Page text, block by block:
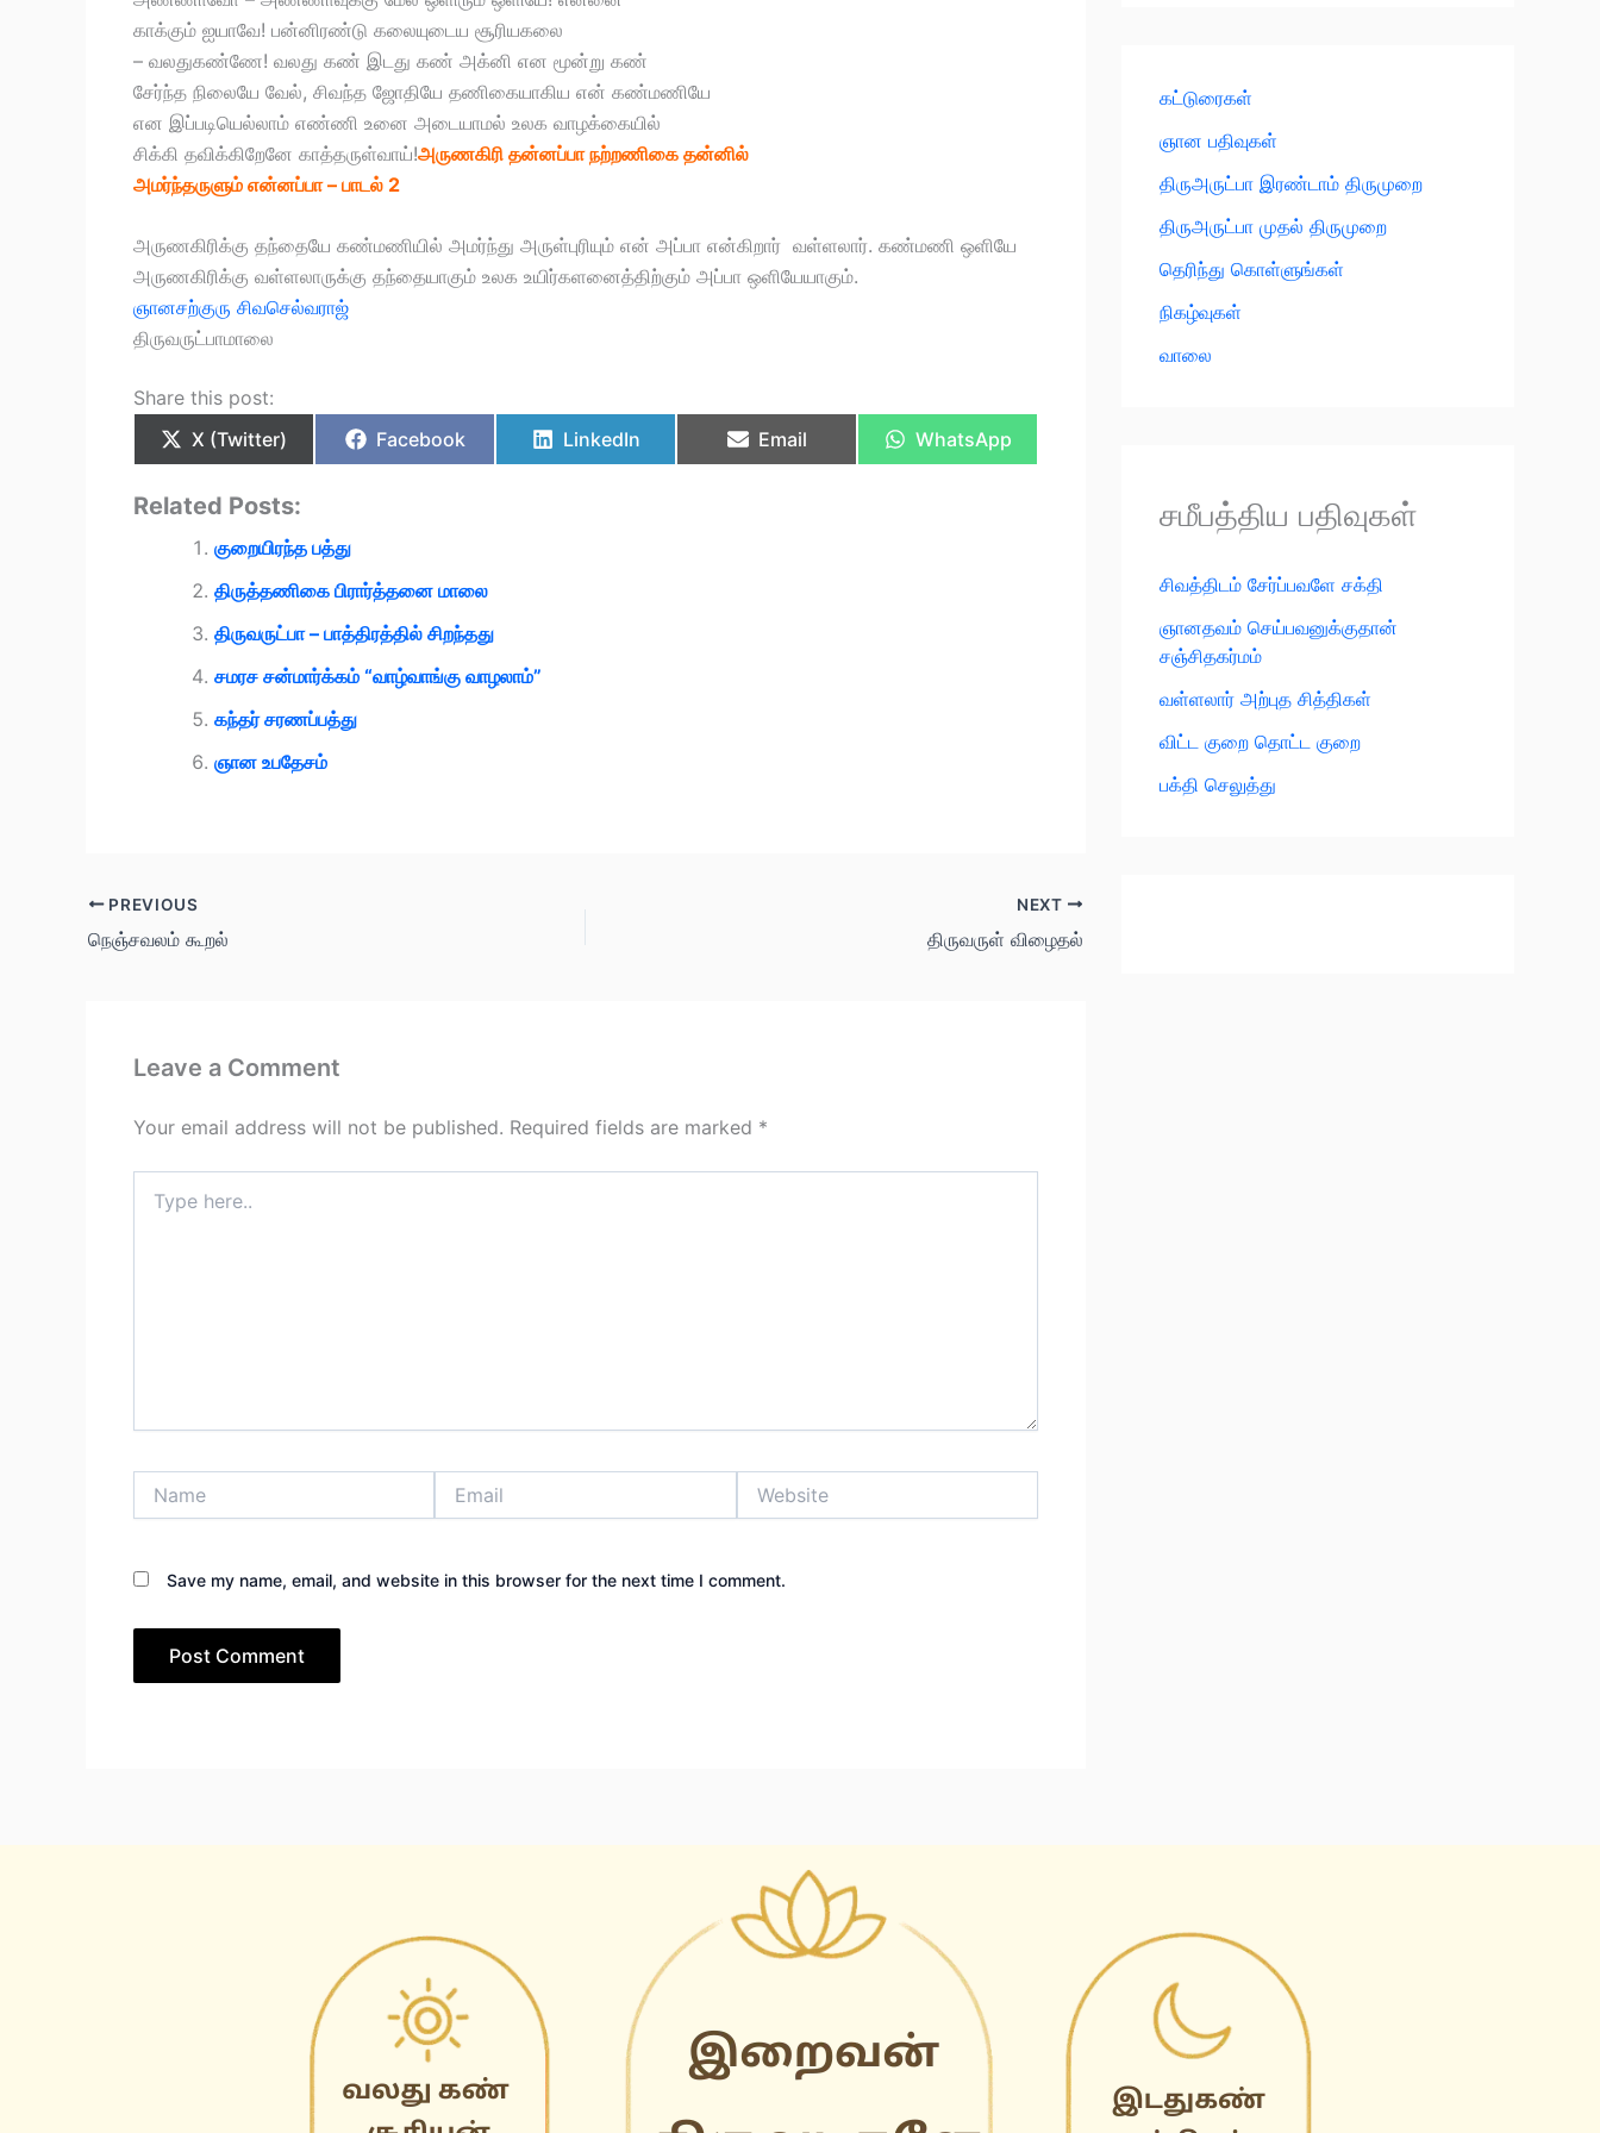
காக்கும் ஐயாவே! பன்னிரண்டு கலையுடைய சூரியகலை
– வலதுகண்ணே! வலது கண் இடது கண் அக்னி என மூன்று கண்
சேர்ந்த நிலையே வேல், சிவந்த ஜோதியே தணிகையாகிய என் கண்மணியே
என இப்படியெல்லாம் எண்ணி உனை அடையாமல் உலக வாழக்கையில்
சிக்கி தவிக்கிறேனே காத்தருள்வாய்!அருணகிரி தன்னப்பா நற்றணிகை தன்னில்
அமர்ந்தருளும் என்னப்பா – பாடல் 2
அருணகிரிக்கு தந்தையே கண்மணியில் அமர்ந்து அருள்புரியும் என் அப்பா என்கிறார் வள்ளலார். கண்மணி ஒளியே
அருணகிரிக்கு வள்ளலாருக்கு தந்தையாகும் உலக உயிர்களனைத்திற்கும் அப்பா ஒளியேயாகும்.
ஞானசற்குரு சிவசெல்வராஜ்
திருவருட்பாமாலை
Share this post:
X (Twitter) Facebook LinkedIn Email WhatsApp
Related Posts:
குறையிரந்த பத்து
திருத்தணிகை பிரார்த்தனை மாலை
திருவருட்பா – பாத்திரத்தில் சிறந்தது
சமரச சன்மார்க்கம் “வாழ்வாங்கு வாழலாம்”
கந்தர் சரணப்பத்து
ஞான உபதேசம்
PREVIOUS
நெஞ்சவலம் கூறல்
NEXT
திருவருள் விழைதல்
Leave a Comment
Your email address will not be published. Required fields are marked *
here..
Save my name, email, and website in this browser for the next time I comment.
கட்டுரைகள்
ஞான பதிவுகள்
திருஅருட்பா இரண்டாம் திருமுறை
திருஅருட்பா முதல் திருமுறை
தெரிந்து கொள்ளுங்கள்
நிகழ்வுகள்
வாலை
சமீபத்திய பதிவுகள்
சிவத்திடம் சேர்ப்பவளே சக்தி
ஞானதவம் செய்பவனுக்குதான்
சஞ்சிதகர்மம்
வள்ளலார் அற்புத சித்திகள்
விட்ட குறை தொட்ட குறை
பக்தி செலுத்து